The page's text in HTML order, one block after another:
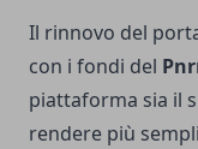
Il rinnovo del
con i fondi del
piattaforma sia il
rendere più